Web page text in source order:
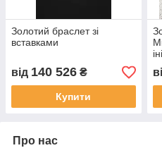
Золотий браслет зі
вставками
від 140 526 ₴
Купити
Про нас